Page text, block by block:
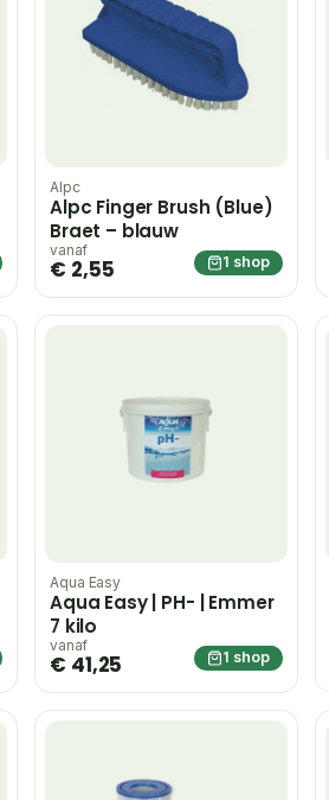
Alpc
Alpc Finger Brush (Blue)
Braet – blauw
vanaf
€ 2,55 1 shop
Aqua Easy
Aqua Easy | PH- | Emmer
7 kilo
vanaf
€ 41,25 1 shop